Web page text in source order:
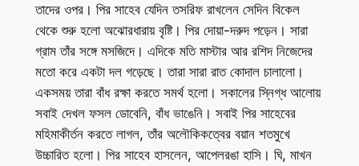
তাদের ওপর। পির সাহেব যেদিন তসরিফ রাখলেন সেদিন বিকেল
থেকে শুরু হলো অঝোরধারায় বৃষ্টি। পির দোয়া-দরুদ পড়েন। সারা
গ্রাম তাঁর সঙ্গে মসজিদে। এদিকে মতি মাস্টার আর রশিদ নিজেদের
মতো করে একটা দল গড়েছে। তারা সারা রাত কোদাল চালালো।
একসময় তারা বাঁধ রক্ষা করতে সমর্থ হলো। সকালের স্নিগ্ধ আলোয়
সবাই দেখল ফসল ডোবেনি, বাঁধ ভাঙেনি। সবাই পির সাহেবের
মহিমাকীর্তন করতে লাগল, তাঁর অলৌকিকত্বের বয়ান শতমুখে
উচ্চারিত হলো। পির সাহেব হাসলেন, আপেলরঙা হাসি। ঘি, মাখন